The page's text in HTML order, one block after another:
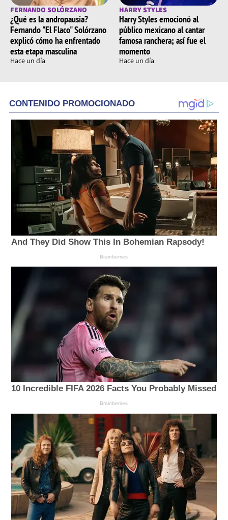
FERNANDO SOLÓRZANO
¿Qué es la andropausia?
Fernando "El Flaco" Solórzano
explicó cómo ha enfrentado
esta etapa masculina
Hace un día
HARRY STYLES
Harry Styles emocionó al
público mexicano al cantar
famosa ranchera; así fue el
momento
Hace un día